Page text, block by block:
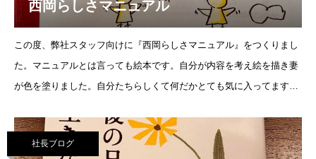
西岡らしさマニュアル
この度、弊社スタッフ向けに『西岡らしさマニュアル』をつくりまし
た。マニュアルとは言っても絵本です。自分が内容を考え絵を描き妻
が色を塗りました。自分たちらしくて何だかとても気に入ってます。
社長ブログ